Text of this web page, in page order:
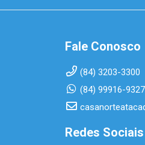
Fale Conosco
(84) 3203-3300
(84) 99916-9327
Redes Sociais